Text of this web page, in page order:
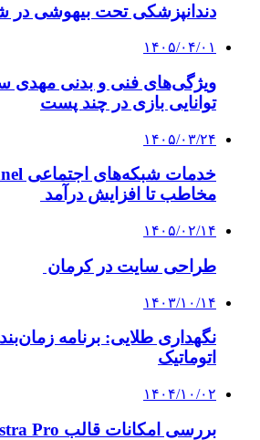
دندانپزشکی تحت بیهوشی در
۱۴۰۵/۰۴/۰۱
ویژگی‌های فنی و بدنی مهدی
توانایی بازی در چند پست
۱۴۰۵/۰۳/۲۴
مخاطب تا افزایش درآمد
۱۴۰۵/۰۲/۱۴
طراحی سایت در کرمان
۱۴۰۳/۱۰/۱۴
نگهداری طلایی: برنامه
اتوماتیک
۱۴۰۴/۱۰/۰۲
بررسی امکانات قالب Astra Pro